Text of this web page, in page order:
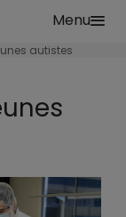
Menu
autistes